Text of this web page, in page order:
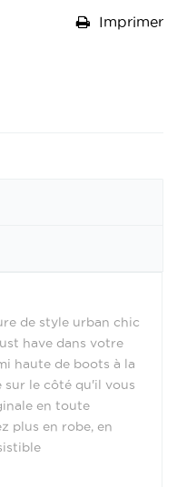
Imprimer
de style urban chic
have dans votre
haute de boots à la
sur le côté qu'il vous
en toute
plus en robe, en